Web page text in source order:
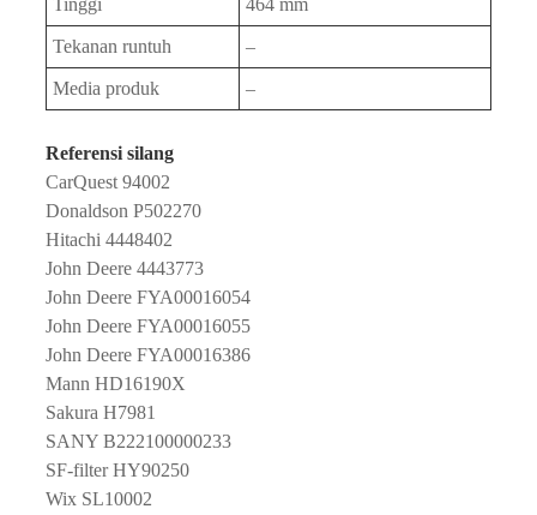
Tekanan runtuh –
Media produk –
Referensi silang
CarQuest 94002
Donaldson P502270
Hitachi 4448402
John Deere 4443773
John Deere FYA00016054
John Deere FYA00016055
John Deere FYA00016386
Mann HD16190X
Sakura H7981
SANY B222100000233
SF-filter HY90250
Wix SL10002